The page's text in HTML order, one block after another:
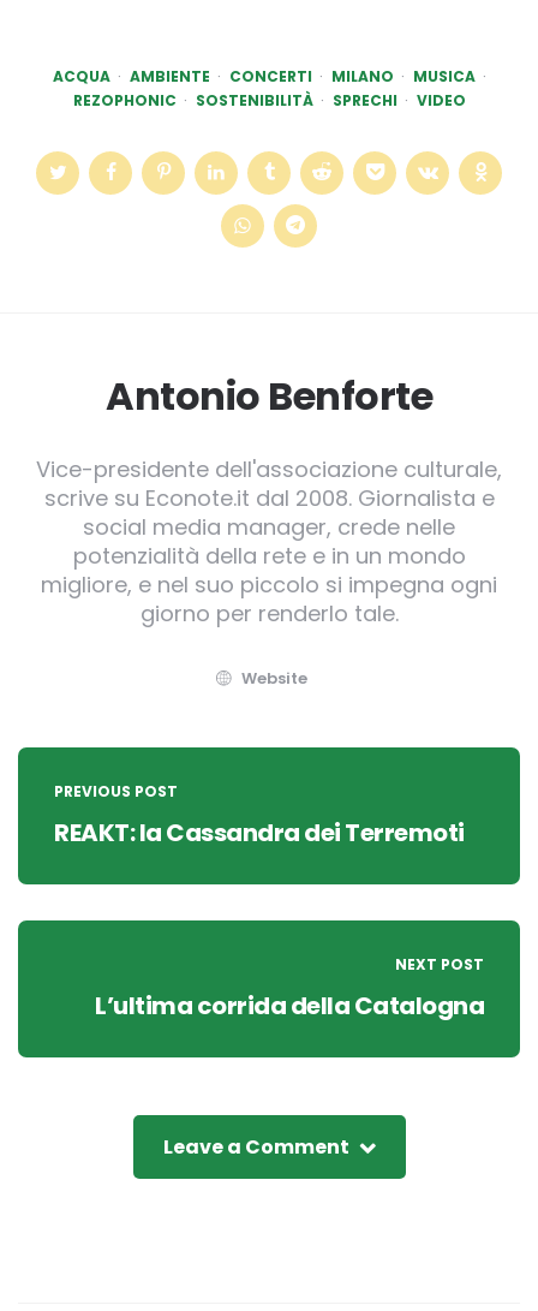
ACQUA AMBIENTE CONCERTI MILANO
MUSICA
REZOPHONIC
SOSTENIBILITÀ SPRECHI VIDEO
Antonio Benforte
Vice-presidente dell'associazione culturale,
scrive su Econote.it dal 2008. Giornalista e
social media manager, crede nelle
potenzialità della rete e in un mondo
migliore, e nel suo piccolo si impegna ogni
giorno per renderlo tale.
Website
Post
navigation
PREVIOUS POST
REAKT: la Cassandra dei Terremoti
NEXT POST
L’ultima corrida della Catalogna
Leave a Comment